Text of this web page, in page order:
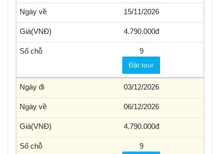
15/11/2026
4.790.000
9
Đặt tour
03/12/2026
06/12/2026
4.790.000
9